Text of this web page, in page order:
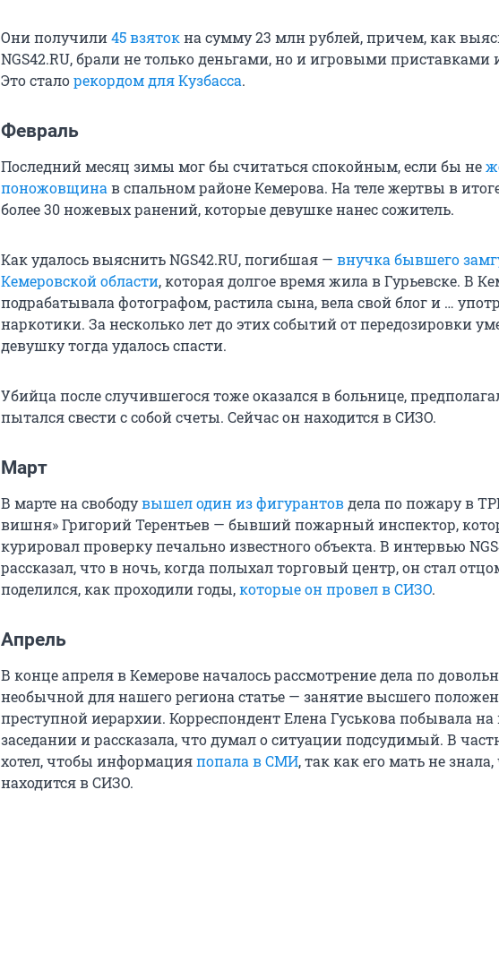
Они получили45 взятокна сумму 23 млн рублей, причем, как
NGS42.RU, брали не только деньгами, но и игровыми приставками
Это сталорекордом для Кузбасса.
Февраль
Последний месяц зимы мог бы считаться спокойным, если бы не
поножовщина в спальном районе Кемерова. На теле жертвы в
более 30 ножевых ранений, которые девушке нанес сожитель.
Как удалось выяснить NGS42.RU, погибшая — внучка бывшего
Кемеровской области, которая долгое время жила в Гурьевске. В
подрабатывала фотографом, растила сына, вела свой блог и …
наркотики. За несколько лет до этих событий от передозировки
девушку тогда удалось спасти.
Убийца после случившегося тоже оказался в больнице,
пытался свести с собой счеты. Сейчас он находится в СИЗО.
Март
В марте на свободувышел один из фигурантовдела по пожару в
вишня» Григорий Терентьев — бывший пожарный инспектор,
курировал проверку печально известного объекта. В интервью
рассказал, что в ночь, когда полыхал торговый центр, он стал
поделился, как проходили годы,которые он провел в СИЗО.
Апрель
В конце апреля в Кемерове началось рассмотрение дела по
необычной для нашего региона статье — занятие высшего
преступной иерархии. Корреспондент Елена Гуськова побывала
заседании и рассказала, что думал о ситуации подсудимый. В
хотел, чтобы информацияпопала в СМИ, так как его мать не
находится в СИЗО.